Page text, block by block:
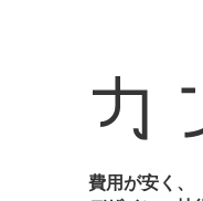
費用が安く、